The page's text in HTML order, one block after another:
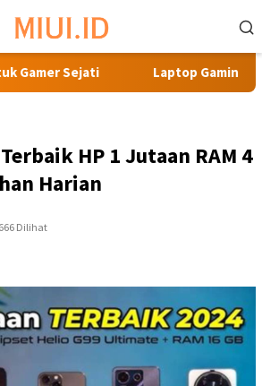
Laptop Gaming Terbaik:
HP 1 Jutaan RAM 4
Harian
666 Dilihat